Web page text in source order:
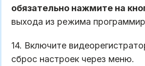
обязательно нажмите на
выхода из режима
14. Включите
сброс настроек через меню.